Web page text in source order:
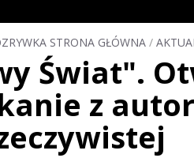
INWESTYCJE
STRONA GŁÓWNA /
Świat".
z